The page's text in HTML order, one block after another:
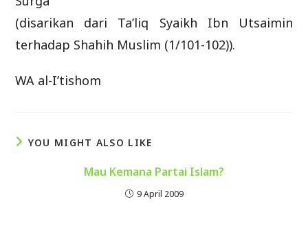
(disarikan dari Ta’liq Syaikh Ibn Utsaimin
terhadap Shahih Muslim (1/101-102)).
WA al-I’tishom
YOU MIGHT ALSO LIKE
Mau Kemana Partai Islam?
9 April 2009